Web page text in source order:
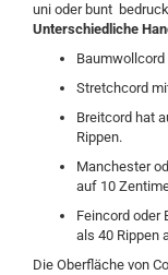
uni oder bunt
Unterschiedliche
Baumwollcord
Stretchcord
Breitcord hat
Rippen.
Manchester
auf 10
Feincord oder
als 40 Rippen
Die Oberfläche von